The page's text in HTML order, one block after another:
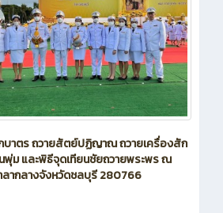
าตร ถวายสัตย์ปฏิญาณ ถวายเครื่องสัก
พุ่ม และพิธีจุดเทียนชัยถวายพระพร ณ
ลากลางจังหวัดชลบุรี 280766